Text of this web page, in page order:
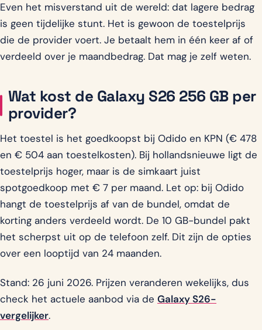
Even het misverstand uit de wereld: dat lagere bedrag
is geen tijdelijke stunt. Het is gewoon de toestelprijs
die de provider voert. Je betaalt hem in één keer af of
verdeeld over je maandbedrag. Dat mag je zelf weten.
Wat kost de Galaxy S26 256 GB per
provider?
Het toestel is het goedkoopst bij Odido en KPN (€ 478
en € 504 aan toestelkosten). Bij hollandsnieuwe ligt de
toestelprijs hoger, maar is de simkaart juist
spotgoedkoop met € 7 per maand. Let op: bij Odido
hangt de toestelprijs af van de bundel, omdat de
korting anders verdeeld wordt. De 10 GB-bundel pakt
het scherpst uit op de telefoon zelf. Dit zijn de opties
over een looptijd van 24 maanden.
Stand: 26 juni 2026. Prijzen veranderen wekelijks, dus
check het actuele aanbod via de Galaxy S26-
vergelijker.